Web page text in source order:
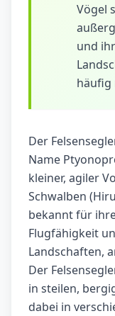
Vögel
und
häufig
Der
Name
kleiner, agiler
Schwalben
bekannt für
Flugfähigkeit
Landschaften,
Der
in steilen,
dabei in